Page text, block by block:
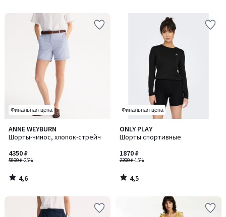
Финальная цена
ANNE WEYBURN
Шорты-чинос, хлопок-стрейч
5800 ₽-25%
4350 ₽
4,6
/ 5
4,6
/
Финальная цена
ONLY PLAY
Шорты спортивные
2200 ₽-15%
1870 ₽
4,5
/ 5
4,5
/